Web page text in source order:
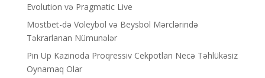
Evolution və Pragmatic Live
Mostbet-də Voleybol və Beysbol Mərclərində
Təkrarlanan Nümunələr
Pin Up Kazinoda Proqressiv Cekpotları Necə Təhlükəsiz
Oynamaq Olar